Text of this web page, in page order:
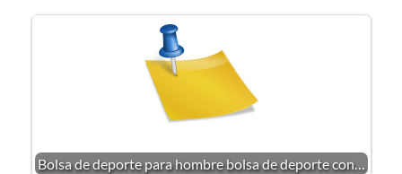
Bolsa de deporte para hombre bolsa de deporte con…